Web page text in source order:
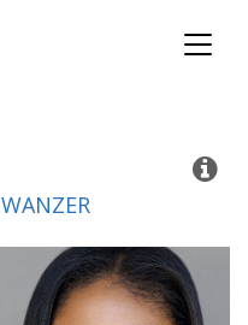
WANZER